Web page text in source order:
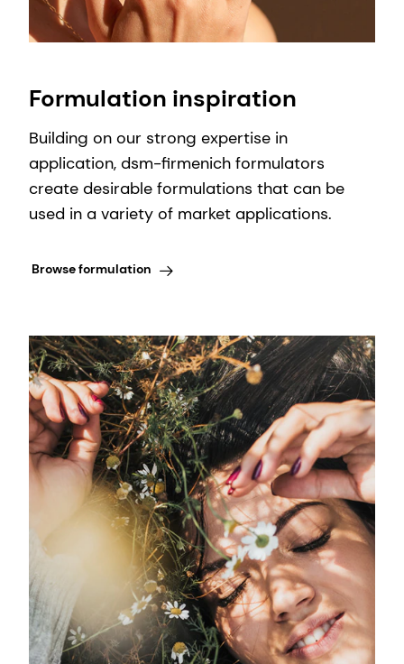
Formulation inspiration
Building on our strong expertise in
application, dsm-firmenich formulators
create desirable formulations that can be
used in a variety of market applications.
Browse formulation